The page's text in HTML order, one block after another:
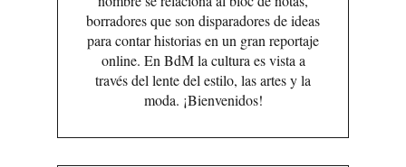
borradores que son disparadores de ideas
para contar historias en un gran reportaje
online. En BdM la cultura es vista a
través del lente del estilo, las artes y la
moda. ¡Bienvenidos!